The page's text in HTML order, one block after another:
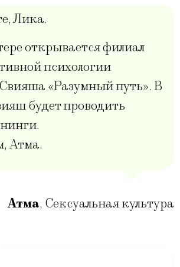
Лика.
открывается филиал
психологии
«Разумный путь». В
будет проводить
Атма.
Атма, Сексуальная культура